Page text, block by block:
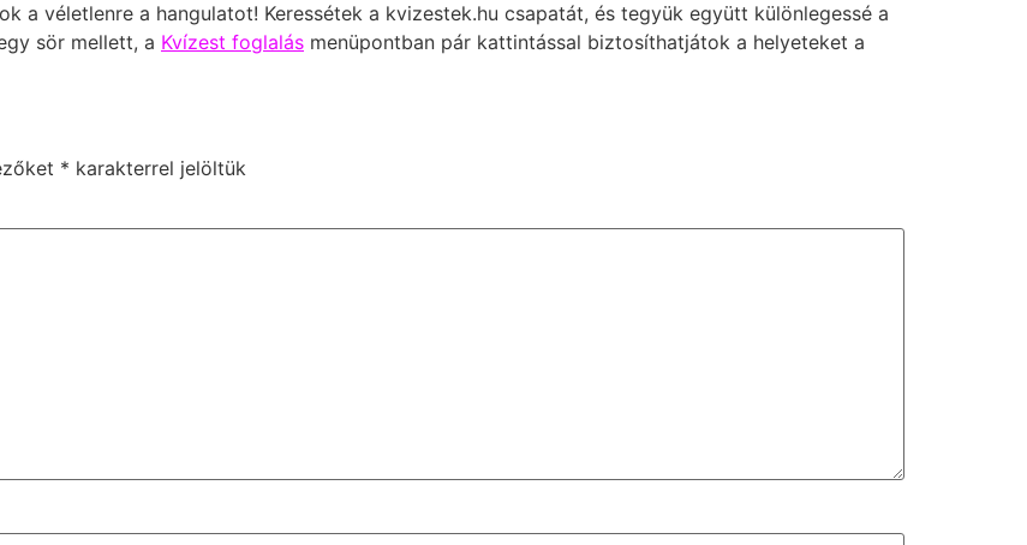
a véletlenre a hangulatot! Keressétek a kvizestek.hu csapatát, és tegyük együtt különlegessé a
sör mellett, a Kvízest foglalás menüpontban pár kattintással biztosíthatjátok a helyeteket a
* karakterrel jelöltük